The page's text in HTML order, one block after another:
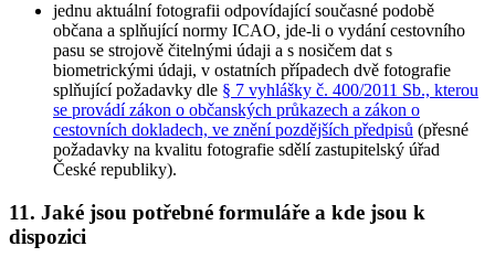
jednu aktuální fotografii odpovídající současné podobě
občana a splňující normy ICAO, jde-li o vydání cestovního
pasu se strojově čitelnými údaji a s nosičem dat s
biometrickými údaji, v ostatních případech dvě fotografie
splňující požadavky dle § 7 vyhlášky č. 400/2011 Sb., kterou
se provádí zákon o občanských průkazech a zákon o
cestovních dokladech, ve znění pozdějších předpisů (přesné
požadavky na kvalitu fotografie sdělí zastupitelský úřad
České republiky).
11. Jaké jsou potřebné formuláře a kde jsou k
dispozici